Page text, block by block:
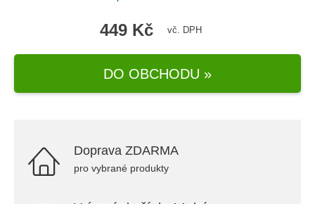
449 Kč vč. DPH
DO OBCHODU »
Doprava ZDARMA
pro vybrané produkty